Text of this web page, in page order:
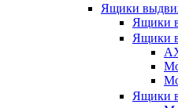
Ящики
Ящики
Ящики
Ящики